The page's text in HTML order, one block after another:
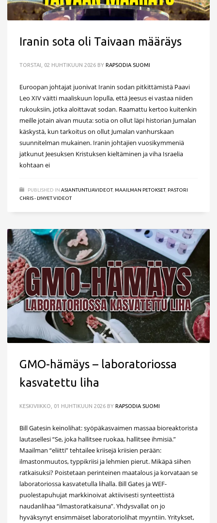
Iranin sota oli Taivaan määräys
TORSTAI, 02 HUHTIKUUN 2026 BY RAPSODIA SUOMI
Euroopan johtajat juonivat Iranin sodan pitkittämistä Paavi
Leo XIV väitti maaliskuun lopulla, että Jeesus ei vastaa niiden
rukouksiin, jotka aloittavat sodan. Raamattu kertoo kuitenkin
meille jotain aivan muuta: sotia on ollut läpi historian Jumalan
käskystä, kun tarkoitus on ollut Jumalan vanhurskaan
suunnitelman mukainen. Iranin johtajien vuosikymmeniä
jatkunut Jeesuksen Kristuksen kieltäminen ja viha Israelia
kohtaan ei
PUBLISHED IN ASIANTUNTIJAVIDEOT, MAAILMAN PETOKSET, PASTORI
CHRIS - LYHYET VIDEOT
GMO-hämäys – laboratoriossa
kasvatettu liha
KESKIVIIKKO, 01 HUHTIKUUN 2026 BY RAPSODIA SUOMI
Bill Gatesin keinolihat: syöpäkasvaimen massaa bioreaktorista
lautasellesi “Se, joka hallitsee ruokaa, hallitsee ihmisiä.”
Maailman “eliitti” tehtailee kriisejä kriisien perään:
ilmastonmuutos, typpikriisi ja lehmien pierut. Mikäpä siihen
ratkaisuksi? Poistetaan perinteinen maatalous ja korvataan se
laboratoriossa kasvatetulla lihalla. Bill Gates ja WEF-
puolestapuhujat markkinoivat aktiivisesti synteettistä
naudanlihaa “ilmastoratkaisuna”. Yhdysvallat on jo
hyväksynyt ensimmäiset laboratoriolihat myyntiin. Yritykset,